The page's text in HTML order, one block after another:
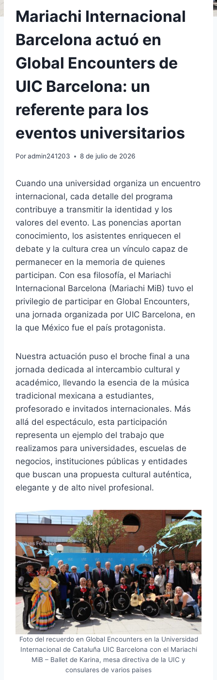
Mariachi Internacional
Barcelona actuó en
Global Encounters de
UIC Barcelona: un
referente para los
eventos universitarios
Poradmin241203 8 de julio de 2026
Cuando una universidad organiza un encuentro
internacional, cada detalle del programa
contribuye a transmitir la identidad y los
valores del evento. Las ponencias aportan
conocimiento, los asistentes enriquecen el
debate y la cultura crea un vínculo capaz de
permanecer en la memoria de quienes
participan. Con esa filosofía, el Mariachi
Internacional Barcelona (Mariachi MiB) tuvo el
privilegio de participar en Global Encounters,
una jornada organizada por UIC Barcelona, en
la que México fue el país protagonista.
Nuestra actuación puso el broche final a una
jornada dedicada al intercambio cultural y
académico, llevando la esencia de la música
tradicional mexicana a estudiantes,
profesorado e invitados internacionales. Más
allá del espectáculo, esta participación
representa un ejemplo del trabajo que
realizamos para universidades, escuelas de
negocios, instituciones públicas y entidades
que buscan una propuesta cultural auténtica,
elegante y de alto nivel profesional.
Foto del recuerdo en Global Encounters en la Universidad
Internacional de Cataluña UIC Barcelona con el Mariachi
MiB – Ballet de Karina, mesa directiva de la UIC y
consulares de varios paises